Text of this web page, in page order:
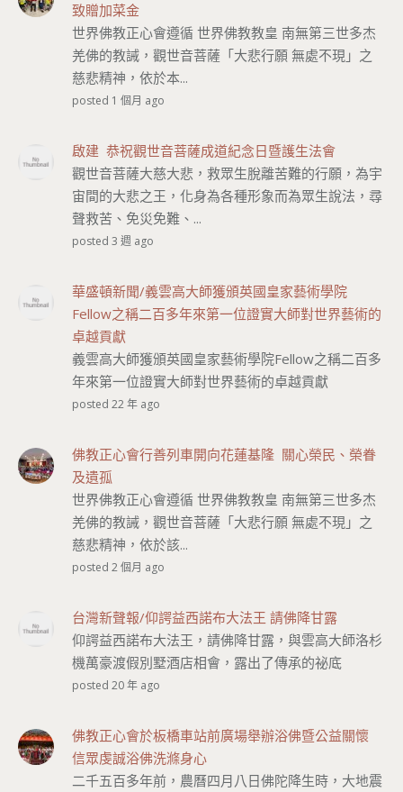
致贈加菜金
世界佛教正心會遵循 世界佛教教皇 南無第三世多杰
羌佛的教誡，觀世音菩薩「大悲行願 無處不現」之
慈悲精神，依於本...
posted 1 個月 ago
啟建 恭祝觀世音菩薩成道紀念日暨護生法會
觀世音菩薩大慈大悲，救眾生脫離苦難的行願，為宇
宙間的大悲之王，化身為各種形象而為眾生說法，尋
聲救苦、免災免難、...
posted 3 週 ago
華盛頓新聞/義雲高大師獲頒英國皇家藝術學院
Fellow之稱二百多年來第一位證實大師對世界藝術的
卓越貢獻
義雲高大師獲頒英國皇家藝術學院Fellow之稱二百多
年來第一位證實大師對世界藝術的卓越貢獻
posted 22 年 ago
佛教正心會行善列車開向花蓮基隆 關心榮民、榮眷
及遺孤
世界佛教正心會遵循 世界佛教教皇 南無第三世多杰
羌佛的教誡，觀世音菩薩「大悲行願 無處不現」之
慈悲精神，依於該...
posted 2 個月 ago
台灣新聲報/仰諤益西諾布大法王 請佛降甘露
仰諤益西諾布大法王，請佛降甘露，與雲高大師洛杉
機萬豪渡假別墅酒店相會，露出了傳承的祕底
posted 20 年 ago
佛教正心會於板橋車站前廣場舉辦浴佛暨公益關懷
信眾虔誠浴佛洗滌身心
二千五百多年前，農曆四月八日佛陀降生時，大地震